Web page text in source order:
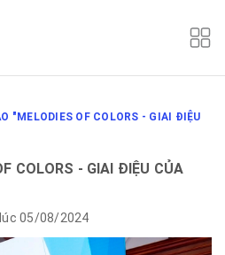
"MELODIES OF COLORS - GIAI ĐIỆU
COLORS - GIAI ĐIỆU CỦA
05/08/2024